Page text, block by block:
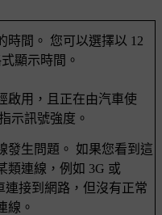
時間。 您可以選擇以 12
顯示時間。
啟用，且正在由汽車使
示訊號強度。
發生問題。 如果您看到這
類連線，例如 3G 或
連接到網路，但沒有正常
線。